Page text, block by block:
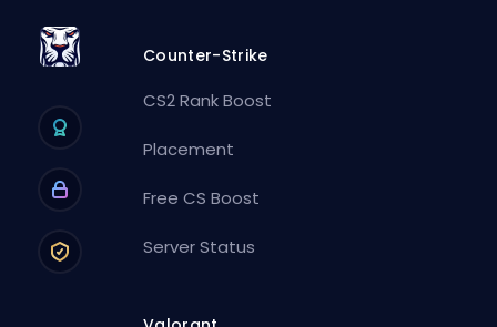
Counter-Strike
CS2 Rank Boost
Placement
Free CS Boost
Server Status